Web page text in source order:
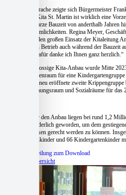
In seiner Ansprache zeigte sich Bürgermeister
betonte: „Die Kita St. Martin ist wirklich eine
wies auf die kurze Bauzeit von anderthalb Jahren
den neuen Räumlichkeiten. Regina Meyer,
gGmbH, hob den großen Einsatz der Kitaleitung
„Sie haben den Betrieb auch während der
einfach war. Dafür danke ich Ihnen ganz herzlich.“
Der zweigeschossige Kita-Anbau wurde Mitte
sich ein Gruppenraum für eine
Raum hat eine neu eröffnete zweite
einen Besprechungsraum und Sozialräume für
Die Kosten für den Anbau liegen bei rund 1,2
dringend erforderlich geworden, um dem
Gemeinde Giesen gerecht werden zu können.
für 30 Krippenkinder und 66 Kindergartenkinder
Pressemitteilung zum Download
Zur Beitragsübersicht